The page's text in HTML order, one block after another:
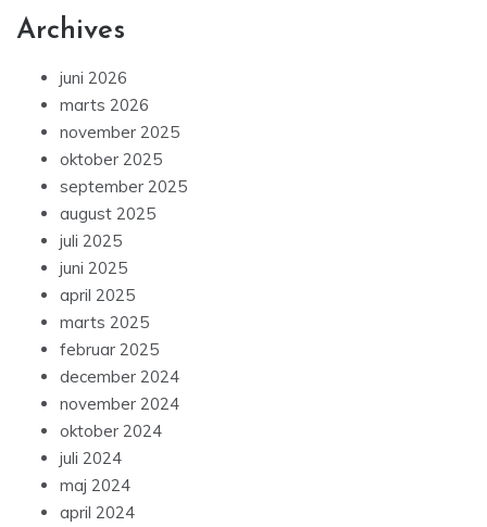
Archives
juni 2026
marts 2026
november 2025
oktober 2025
september 2025
august 2025
juli 2025
juni 2025
april 2025
marts 2025
februar 2025
december 2024
november 2024
oktober 2024
juli 2024
maj 2024
april 2024